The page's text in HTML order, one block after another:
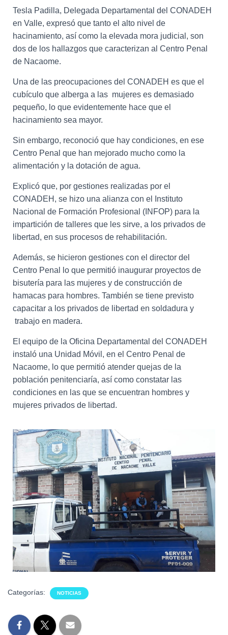
Tesla Padilla, Delegada Departamental del CONADEH
en Valle, expresó que tanto el alto nivel de
hacinamiento, así como la elevada mora judicial, son
dos de los hallazgos que caracterizan al Centro Penal
de Nacaome.
Una de las preocupaciones del CONADEH es que el
cubículo que alberga a las mujeres es demasiado
pequeño, lo que evidentemente hace que el
hacinamiento sea mayor.
Sin embargo, reconoció que hay condiciones, en ese
Centro Penal que han mejorado mucho como la
alimentación y la dotación de agua.
Explicó que, por gestiones realizadas por el
CONADEH, se hizo una alianza con el Instituto
Nacional de Formación Profesional (INFOP) para la
impartición de talleres que les sirve, a los privados de
libertad, en sus procesos de rehabilitación.
Además, se hicieron gestiones con el director del
Centro Penal lo que permitió inaugurar proyectos de
bisutería para las mujeres y de construcción de
hamacas para hombres. También se tiene previsto
capacitar a los privados de libertad en soldadura y
trabajo en madera.
El equipo de la Oficina Departamental del CONADEH
instaló una Unidad Móvil, en el Centro Penal de
Nacaome, lo que permitió atender quejas de la
población penitenciaría, así como constatar las
condiciones en las que se encuentran hombres y
mujeres privados de libertad.
Categorías: NOTICIAS